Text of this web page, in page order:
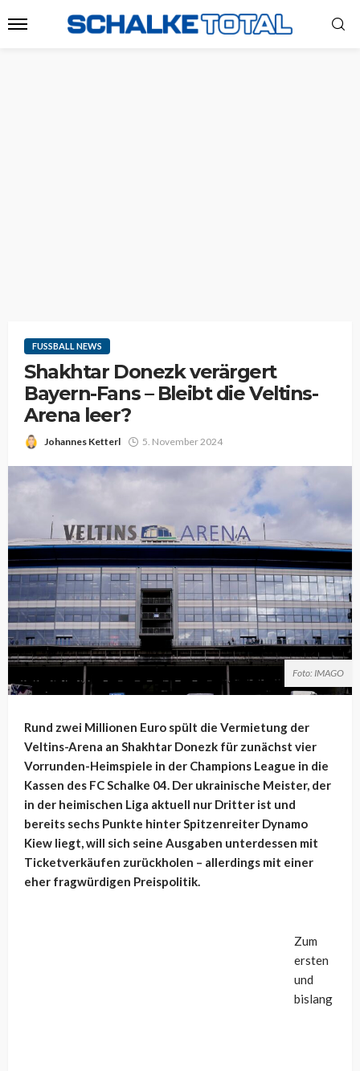
FUSSBALL NEWS
Shakhtar Donezk verärgert
Bayern-Fans – Bleibt die Veltins-
Arena leer?
Johannes Ketterl 5. November 2024
Foto: IMAGO
Rund zwei Millionen Euro spült die Vermietung der
Veltins-Arena an Shakhtar Donezk für zunächst vier
Vorrunden-Heimspiele in der Champions League in die
Kassen des FC Schalke 04. Der ukrainische Meister, der
in der heimischen Liga aktuell nur Dritter ist und
bereits sechs Punkte hinter Spitzenreiter Dynamo
Kiew liegt, will sich seine Ausgaben unterdessen mit
Ticketverkäufen zurückholen – allerdings mit einer
eher fragwürdigen Preispolitik.
Zum
ersten
und
bislang